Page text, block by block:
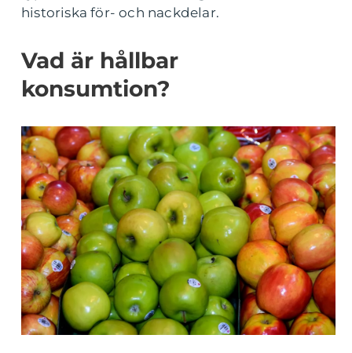
historiska för- och nackdelar.
Vad är hållbar
konsumtion?